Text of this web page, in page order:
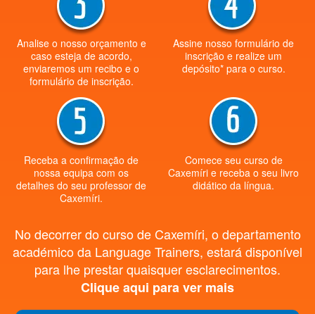
Analise o nosso orçamento e
caso esteja de acordo,
enviaremos um recibo e o
formulário de inscrição.
Assine nosso formulário de
inscrição e realize um
depósito* para o curso.
Receba a confirmação de
nossa equipa com os
detalhes do seu professor de
Caxemíri.
Comece seu curso de
Caxemíri e receba o seu livro
didático da língua.
No decorrer do curso de Caxemíri, o departamento
académico da Language Trainers, estará disponível
para lhe prestar quaisquer esclarecimentos.
Clique aqui para ver mais